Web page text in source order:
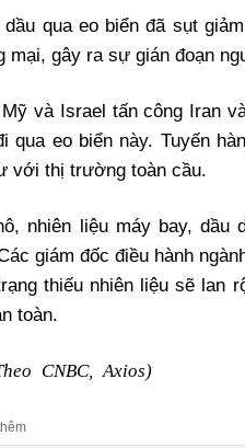
dầu qua eo biển đã sụt
mại, gây ra sự gián đoạn
và Israel tấn công Iran
qua eo biển này. Tuyến
với thị trường toàn cầu.
nhiên liệu máy bay, dầu
giám đốc điều hành
thiếu nhiên liệu sẽ lan
toàn.
CNBC, Axios)